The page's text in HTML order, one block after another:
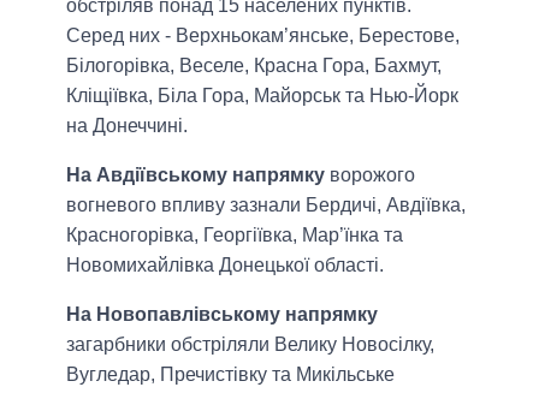
обстріляв понад 15 населених пунктів.
Серед них - Верхньокам’янське, Берестове,
Білогорівка, Веселе, Красна Гора, Бахмут,
Кліщіївка, Біла Гора, Майорськ та Нью-Йорк
на Донеччині.
На Авдіївському напрямку ворожого
вогневого впливу зазнали Бердичі, Авдіївка,
Красногорівка, Георгіївка, Мар’їнка та
Новомихайлівка Донецької області.
На Новопавлівському напрямку
загарбники обстріляли Велику Новосілку,
Вугледар, Пречистівку та Микільське